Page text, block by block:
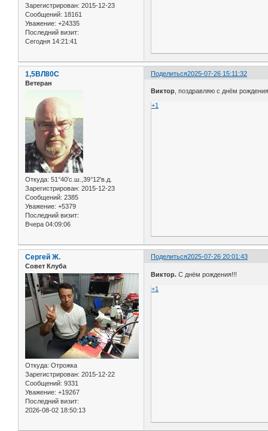
Зарегистрирован: 2015-12-23
Сообщений: 18161
Уважение: +24335
Последний визит:
Сегодня 14:21:41
Поделиться2025-07-26 15:11:32
1,5ВЛ80С
Ветеран
Откуда: 51°40′с.ш.,39°12'в.д.
Зарегистрирован: 2015-12-23
Сообщений: 2385
Уважение: +5379
Последний визит:
Вчера 04:09:06
Виктор , поздравляю с днём
+1
Поделиться2025-07-26 20:01:43
Сергей Ж.
Совет Клуба
Откуда: Отрожка
Зарегистрирован: 2015-12-22
Сообщений: 9331
Уважение: +19267
Последний визит:
2026-08-02 18:50:13
Виктор. С днём рождения!!!
+1